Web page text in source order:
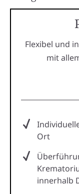
Flexibel und
mit
Ort
innerhalb